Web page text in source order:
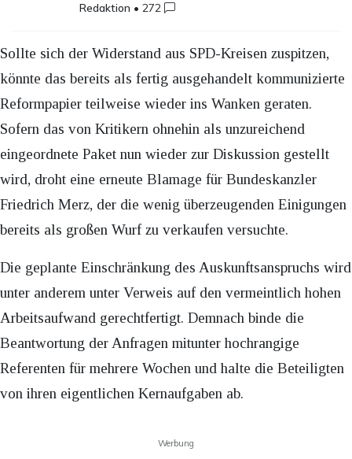
Redaktion •272
Sollte sich der Widerstand aus SPD-Kreisen zuspitzen,
könnte das bereits als fertig ausgehandelt kommunizierte
Reformpapier teilweise wieder ins Wanken geraten.
Sofern das von Kritikern ohnehin als unzureichend
eingeordnete Paket nun wieder zur Diskussion gestellt
wird, droht eine erneute Blamage für Bundeskanzler
Friedrich Merz, der die wenig überzeugenden Einigungen
bereits als großen Wurf zu verkaufen versuchte.
Die geplante Einschränkung des Auskunftsanspruchs wird
unter anderem unter Verweis auf den vermeintlich hohen
Arbeitsaufwand gerechtfertigt. Demnach binde die
Beantwortung der Anfragen mitunter hochrangige
Referenten für mehrere Wochen und halte die Beteiligten
von ihren eigentlichen Kernaufgaben ab.
Werbung